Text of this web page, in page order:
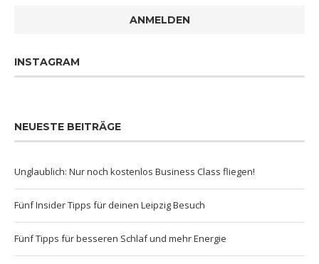
ANMELDEN
INSTAGRAM
NEUESTE BEITRÄGE
Unglaublich: Nur noch kostenlos Business Class fliegen!
Fünf Insider Tipps für deinen Leipzig Besuch
Fünf Tipps für besseren Schlaf und mehr Energie